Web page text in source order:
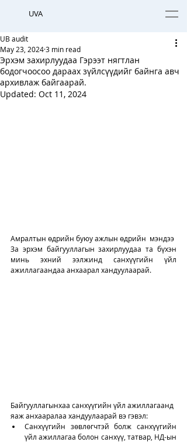
UVA
Эрхэм захирлуудаа Гэрээт нягтлан
бодогчоосоо дараах зүйлсүүдийг байнга авч
архивлаж байгаарай.
UB audit
May 23, 20243 min read
Updated: Oct 11, 2024
Амралтын өдрийн буюу ажлын өдрийн  мэндээ
За эрхэм байгууллагын захирлуудаа та бүхэн
минь эхний ээлжинд санхүүгийн үйл
ажиллагаандаа анхаарал хандуулаарай.
Байгууллагынхаа санхүүгийн үйл ажиллагаанд
яаж анхааралаа хандуулаарай вэ гэвэл:
Санхүүгийн зөвлөгчтэй болж санхүүгийн
үйл ажиллагаа болон санхүү, татвар, НД-ын